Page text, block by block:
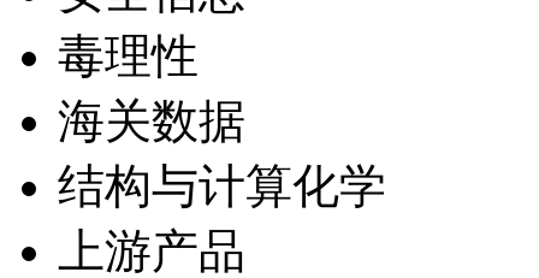
毒理性
海关数据
结构与计算化学
上游产品